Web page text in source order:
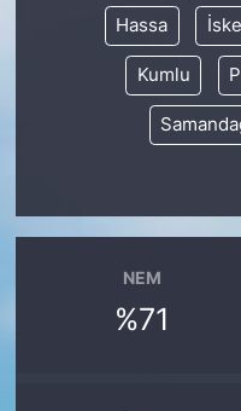
Hassa
Kumlu
NEM
%71